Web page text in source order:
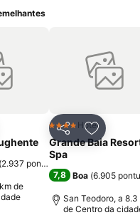
aos favoritos
(2.937 pontuações
de
Partilhar
4 EstrelasHotel
Grande Baia
Spa
7,8 Boa (6.905
San Teodoro, a 8.3
de Centro da